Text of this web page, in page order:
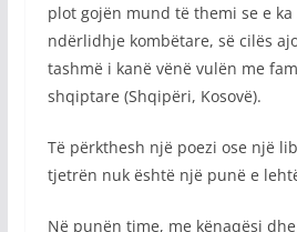
plot gojën mund të themi se e
ndërlidhje kombëtare, së cilës
tashmë i kanë vënë vulën me
shqiptare (Shqipëri, Kosovë).
Të përkthesh një poezi ose një
tjetrën nuk është një punë e
Në punën time, me kënaqësi